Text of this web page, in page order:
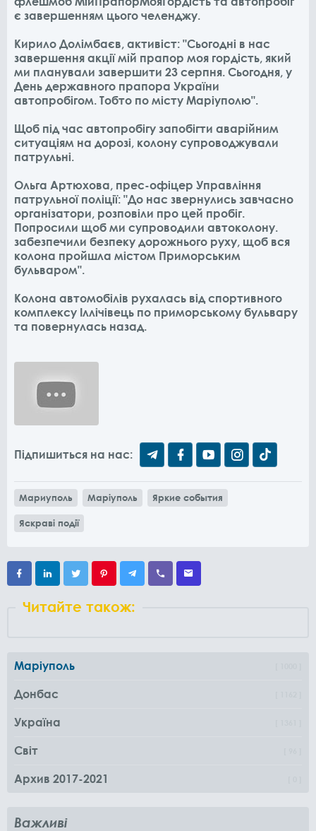
є завершенням цього челенджу.
Кирило Долімбаєв, активіст: "Сьогодні в нас
завершення акції мій прапор моя гордість, який
ми планували завершити 23 серпня. Сьогодня, у
День державного прапора України
автопробігом. Тобто по місту Маріуполю".
Щоб під час автопробігу запобігти аварійним
ситуаціям на дорозі, колону супроводжували
патрульні.
Ольга Артюхова, прес-офіцер Управління
патрульної поліції: "До нас звернулись завчасно
організатори, розповіли про цей пробіг.
Попросили щоб ми супроводили автоколону.
забезпечили безпеку дорожнього руху, щоб вся
колона пройшла містом Приморським
бульваром".
Колона автомобілів рухалась від спортивного
комплексу Іллічівець по приморському бульвару
та повернулась назад.
Підпишиться на нас:
Мариуполь Маріуполь Яркие события
Яскраві події
Читайте також:
Маріуполь
Донбас
Україна
Світ
Архив 2017-2021
Важливі